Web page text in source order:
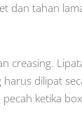
dan tahan
creasing.
dilipat
ketika